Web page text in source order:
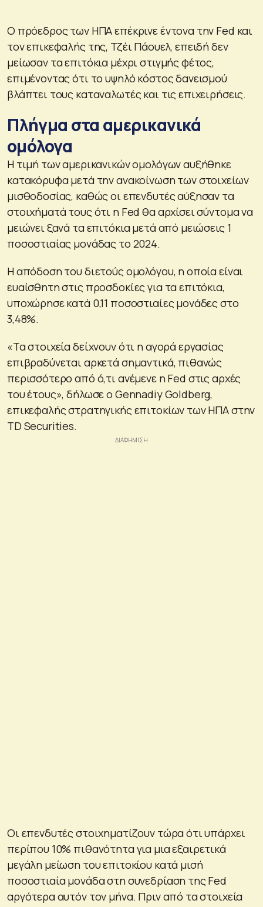
Ο πρόεδρος των ΗΠΑ επέκρινε έντονα την Fed και
τον επικεφαλής της, Τζέι Πάουελ, επειδή δεν
μείωσαν τα επιτόκια μέχρι στιγμής φέτος,
επιμένοντας ότι το υψηλό κόστος δανεισμού
βλάπτει τους καταναλωτές και τις επιχειρήσεις.
Πλήγμα στα αμερικανικά
ομόλογα
Η τιμή των αμερικανικών ομολόγων αυξήθηκε
κατακόρυφα μετά την ανακοίνωση των στοιχείων
μισθοδοσίας, καθώς οι επενδυτές αύξησαν τα
στοιχήματά τους ότι η Fed θα αρχίσει σύντομα να
μειώνει ξανά τα επιτόκια μετά από μειώσεις 1
ποσοστιαίας μονάδας το 2024.
Η απόδοση του διετούς ομολόγου, η οποία είναι
ευαίσθητη στις προσδοκίες για τα επιτόκια,
υποχώρησε κατά 0,11 ποσοστιαίες μονάδες στο
3,48%.
«Τα στοιχεία δείχνουν ότι η αγορά εργασίας
επιβραδύνεται αρκετά σημαντικά, πιθανώς
περισσότερο από ό,τι ανέμενε η Fed στις αρχές
του έτους», δήλωσε ο Gennadiy Goldberg,
επικεφαλής στρατηγικής επιτοκίων των ΗΠΑ στην
TD Securities.
Οι επενδυτές στοιχηματίζουν τώρα ότι υπάρχει
περίπου 10% πιθανότητα για μια εξαιρετικά
μεγάλη μείωση του επιτοκίου κατά μισή
ποσοστιαία μονάδα στη συνεδρίαση της Fed
αργότερα αυτόν τον μήνα. Πριν από τα στοιχεία